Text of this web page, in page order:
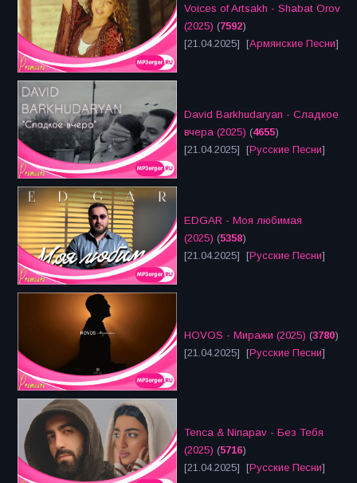
Voices of Artsakh - Shabat Orov
(2025) (7592)
[21.04.2025] [Армянские Песни]
David Barkhudaryan - Сладкое
вчера (2025) (4655)
[21.04.2025] [Русские Песни]
EDGAR - Моя любимая
(2025) (5358)
[21.04.2025] [Русские Песни]
HOVOS - Миражи (2025) (3780)
[21.04.2025] [Русские Песни]
Tenca & Ninapav - Без Тебя
(2025) (5716)
[21.04.2025] [Русские Песни]